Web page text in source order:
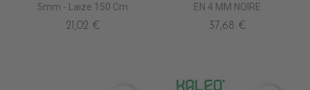
5mm - Laize 150 Cm
21,02 €
EN 4 MM NOIRE
37,68 €